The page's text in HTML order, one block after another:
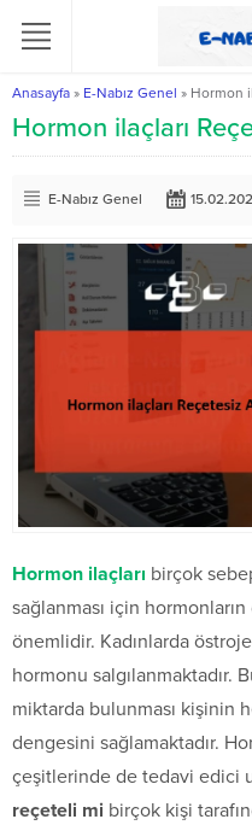
Anasayfa » E-Nabız Genel » Hormon
Hormon ilaçları
E-Nabız Genel
Hormon ilaçları birçok
sağlanması için
önemlidir. Kadınlarda
hormonu salgılanmaktadır.
miktarda bulunması kişinin
dengesini sağlamaktadır.
çeşitlerinde de tedavi edici
reçeteli mi birçok kişi